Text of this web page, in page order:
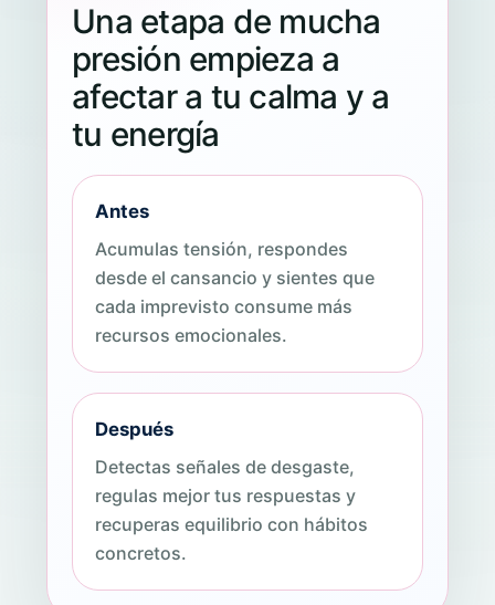
Una etapa de mucha
presión empieza a
afectar a tu calma y a
tu energía
Antes
Acumulas tensión, respondes
desde el cansancio y sientes que
cada imprevisto consume más
recursos emocionales.
Después
Detectas señales de desgaste,
regulas mejor tus respuestas y
recuperas equilibrio con hábitos
concretos.